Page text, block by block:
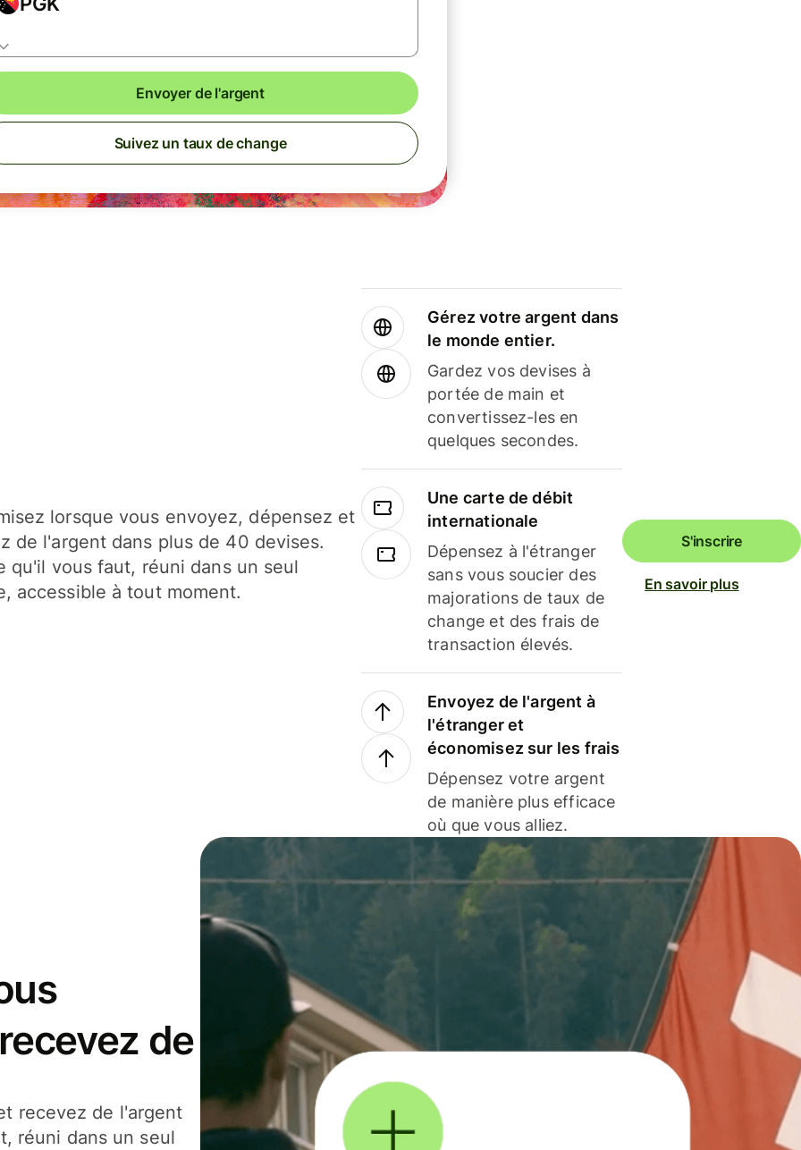
Envoyer de l'argent
Suivez un taux de change
lorsque vous envoyez, dépensez et
de l'argent dans plus de 40 devises.
qu'il vous faut, réuni dans un seul
accessible à tout moment.
Gérez votre argent dans
le monde entier.
Gardez vos devises à
portée de main et
convertissez-les en
quelques secondes.
Une carte de débit
internationale
Dépensez à l'étranger
sans vous soucier des
majorations de taux de
change et des frais de
transaction élevés.
Envoyez de l'argent à
l'étranger et
économisez sur les frais
Dépensez votre argent
de manière plus efficace
où que vous alliez.
S'inscrire
En savoir plus
de
recevez de l'argent
réuni dans un seul